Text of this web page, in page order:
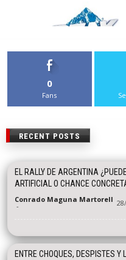
0
Fans
RECENT POSTS
EL RALLY DE ARGENTINA
ARTIFICIAL O CHANCE
Conrado Maguna Martorell
-
ENTRE CHOQUES, DESPISTES